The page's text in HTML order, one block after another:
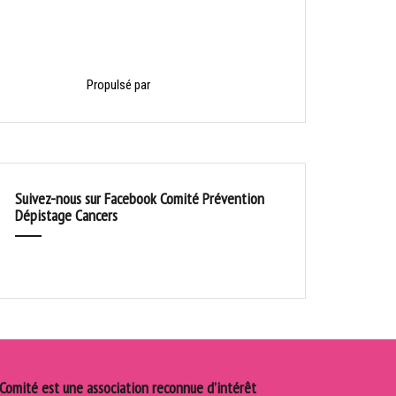
Propulsé par
Suivez-nous sur Facebook Comité Prévention
Dépistage Cancers
est une association reconnue d’intérêt